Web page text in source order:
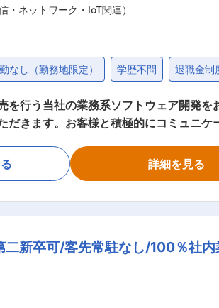
・ネットワーク・IoT関連）
なし（勤務地限定） 学歴不問 退職金制
務系ソフトウェア開発をお任せします。 ■業務内容
きます。お客様と積極的にコミュニ
システム、アプリケーション開発 ・大
詳細を見る
二新卒可/客先常駐なし/100％社内